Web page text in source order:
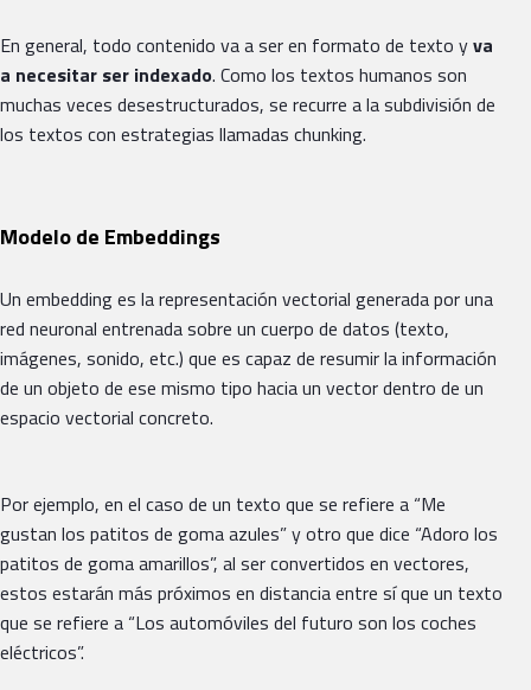
En general, todo contenido va a ser en formato de texto yva
a necesitar ser indexado. Como los textos humanos son
muchas veces desestructurados, se recurre a la subdivisión de
los textos con estrategias llamadas chunking.
Modelo de Embeddings
Un embedding es la representación vectorial generada por una
red neuronal entrenada sobre un cuerpo de datos (texto,
imágenes, sonido, etc.) que es capaz de resumir la información
de un objeto de ese mismo tipo hacia un vector dentro de un
espacio vectorial concreto.
Por ejemplo, en el caso de un texto que se refiere a “Me
gustan los patitos de goma azules” y otro que dice “Adoro los
patitos de goma amarillos”, al ser convertidos en vectores,
estos estarán más próximos en distancia entre sí que un texto
que se refiere a “Los automóviles del futuro son los coches
eléctricos”.